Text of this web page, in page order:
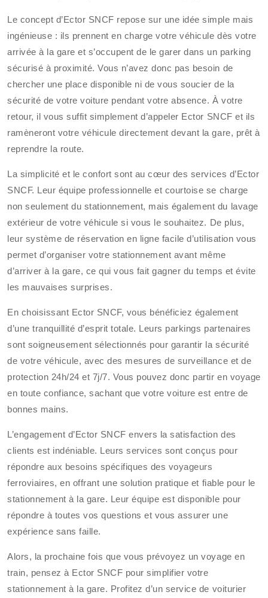
Le concept d’Ector SNCF repose sur une idée simple mais
ingénieuse : ils prennent en charge votre véhicule dès votre
arrivée à la gare et s’occupent de le garer dans un parking
sécurisé à proximité. Vous n’avez donc pas besoin de
chercher une place disponible ni de vous soucier de la
sécurité de votre voiture pendant votre absence. À votre
retour, il vous suffit simplement d’appeler Ector SNCF et ils
ramèneront votre véhicule directement devant la gare, prêt à
reprendre la route.
La simplicité et le confort sont au cœur des services d’Ector
SNCF. Leur équipe professionnelle et courtoise se charge
non seulement du stationnement, mais également du lavage
extérieur de votre véhicule si vous le souhaitez. De plus,
leur système de réservation en ligne facile d’utilisation vous
permet d’organiser votre stationnement avant même
d’arriver à la gare, ce qui vous fait gagner du temps et évite
les mauvaises surprises.
En choisissant Ector SNCF, vous bénéficiez également
d’une tranquillité d’esprit totale. Leurs parkings partenaires
sont soigneusement sélectionnés pour garantir la sécurité
de votre véhicule, avec des mesures de surveillance et de
protection 24h/24 et 7j/7. Vous pouvez donc partir en voyage
en toute confiance, sachant que votre voiture est entre de
bonnes mains.
L’engagement d’Ector SNCF envers la satisfaction des
clients est indéniable. Leurs services sont conçus pour
répondre aux besoins spécifiques des voyageurs
ferroviaires, en offrant une solution pratique et fiable pour le
stationnement à la gare. Leur équipe est disponible pour
répondre à toutes vos questions et vous assurer une
expérience sans faille.
Alors, la prochaine fois que vous prévoyez un voyage en
train, pensez à Ector SNCF pour simplifier votre
stationnement à la gare. Profitez d’un service de voiturier